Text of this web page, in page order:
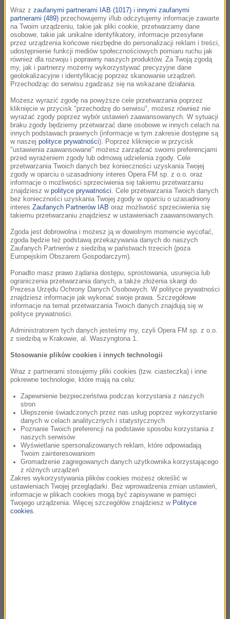
Wszystkie odcinki podcastu:
"W seniorach jest olbrzymia głębia i
mądrość". Rozmowa z Damianem
Stefańczykiem!
10:15
Natalia Ryba rozmawia z Damianem Stefańczykiem - twórcą
internetowym, dziennikarzem młodego pokolenia oraz
autorem podcastu „Pokolenia”. Damian opowiada o sile
wrażliwości w świecie...
"Kobieta, która od samego początku nikomu
nie pasowała". Rozmowa o książce Cher.
Autobiografia. Część 1.
21:27
W tym odcinku Sławomir Wierzbicki z Wydawnictwa Filia
opowiada o książce Cher. Autobiografia. Część 1 – szczerym i
długo wyczekiwanym zapisie życia jednej z największych
ikon...
"Leśmian na to zasługuje". Koncert poetycki:
„LESMAN/FANTAZJE”.
05:26
Bolesław Leśmian żył w czasach, które go nie chciały, pisał
stylem, który uznano za anachroniczny. A jednak przetrwał –
jak sny, z których nie sposób się obudzić. Z tych właśnie...
Spektakl - "Psy i Ludzie" w Teatrze Łaźnia
Nowa.
02:58
W najnowszym odcinku Natalia Ryba rozmawia z duetem
reżyserskim Anitą Szymańską i Wiktorem Stypą o spektaklu
„Psy i ludzie”. Przed wojną w Ukrainie żyło tam około 750
tysięcy psów i...
"Znalazłyśmy siebie nawzajem". Iga Lis o
filmie "Bałtyk".
10:25
W najnowszym odcinku podcastu Natalia Ryba rozmawia z
Igą Lis – debiutującą reżyserką dokumentu „Bałtyk”. To
poruszająca opowieść o Mieci – charyzmatycznej
właścicielce...
Skrrt - Konkurs Recytacji Rapu.
Gościem Natalii Ryby w najnowszym odcinku podcastu był
Jan Stępniewski-Janowski – współtwórca inicjatywy SKRRt.
To konkurs, który łączy pozornie odległe światy rapu i teatru i
tworzy...
Wraz z zaufanymi partnerami IAB (1017) i innymi zaufanymi
partnerami (489) przechowujemy i/lub odczytujemy informacje zawarte
na Twoim urządzeniu, takie jak pliki cookie, przetwarzamy dane
osobowe, takie jak unikalne identyfikatory, informacje przesyłane
przez urządzenia końcowe niezbędne do personalizacji reklam i treści,
udostępnienie funkcji mediów społecznościowych pomiaru ruchu jak
również dla rozwoju i poprawny naszych produktów. Za Twoją zgodą
my, jak i partnerzy możemy wykorzystywać precyzyjne dane
geolokalizacyjne i identyfikację poprzez skanowanie urządzeń.
Przechodząc do serwisu zgadzasz się na wskazane działania.
Możesz wyrazić zgodę na powyższe cele przetwarzania poprzez
kliknięcie w przycisk "przechodzę do serwisu", możesz również nie
wyrażać zgody poprzez wybór ustawień zaawansowanych. W sytuacji
braku zgody będziemy przetwarzać dane osobowe w innych celach na
innych podstawach prawnych (informacje w tym zakresie dostępne są
w naszej polityce prywatności). Poprzez kliknięcie w przycisk
"ustawienia zaawansowane" możesz zarządzać swoimi preferencjami
przed wyrażeniem zgody lub odmową udzielenia zgody. Cele
przetwarzania Twoich danych bez konieczności uzyskania Twojej
zgody w oparciu o uzasadniony interes Opera FM sp. z o.o. oraz
informacje o możliwości sprzeciwienia się takiemu przetwarzaniu
znajdziesz w polityce prywatności . Cele przetwarzania Twoich danych
bez konieczności uzyskania Twojej zgody w oparciu o uzasadniony
interes Zaufanych Partnerów IAB oraz możliwość sprzeciwienia się
takiemu przetwarzaniu znajdziesz w ustawieniach zaawansowanych.
Zgoda jest dobrowolna i możesz ją w dowolnym momencie wycofać,
zgoda będzie też podstawą przekazywania danych do naszych
Zaufanych Partnerów z siedzibą w państwach trzecich (poza
Europejskim Obszarem Gospodarczym).
Ponadto masz prawo żądania dostępu, sprostowania, usunięcia lub
ograniczenia przetwarzania danych, a także złożenia skargi do
Prezesa Urzędu Ochrony Danych Osobowych. W polityce prywatności
znajdziesz informacje jak wykonać swoje prawa. Szczegółowe
informacje na temat przetwarzania Twoich danych znajdują się w
polityce prywatności.
Administratorem tych danych jesteśmy my, czyli Opera FM sp. z o.o.
z siedzibą w Krakowie, al. Waszyngtona 1.
Stosowanie plików cookies i innych technologii
Wraz z partnerami stosujemy pliki cookies (tzw. ciasteczka) i inne
pokrewne technologie, które mają na celu:
Zapewnienie bezpieczeństwa podczas korzystania z naszych
stron
Ulepszenie świadczonych przez nas usług poprzez wykorzystanie
danych w celach analitycznych i statystycznych
Poznanie Twoich preferencji na podstawie sposobu korzystania z
naszych serwisów
Wyświetlanie spersonalizowanych reklam, które odpowiadają
Twoim zainteresowaniom
Gromadzenie zagregowanych danych użytkownika korzystającego
z różnych urządzeń
Zakres wykorzystywania plików cookies możesz określić w
ustawieniach Twojej przeglądarki. Bez wprowadzenia zmian ustawień,
informacje w plikach cookies mogą być zapisywane w pamięci
Twojego urządzenia. Więcej szczegółów znajdziesz w Polityce
cookies